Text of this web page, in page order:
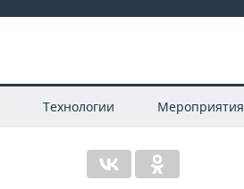
Технологии Мероприятия